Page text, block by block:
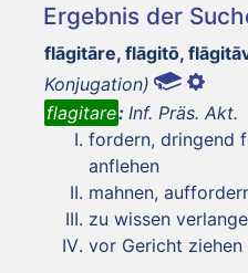
Ergebnis der
flāgitāre, flāgitō,
Konjugation)
flagitare: Inf. Präs. Akt.
fordern, dringend
anflehen
mahnen,
zu wissen
vor Gericht ziehen